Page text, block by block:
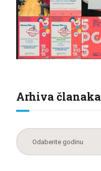
Arhiva članaka